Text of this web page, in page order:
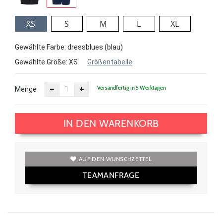
XS S M L XL
Gewählte Farbe: dressblues (blau)
Gewählte Größe: XS Größentabelle
Menge Versandfertig in 5 Werktagen
IN DEN WARENKORB
AUF DEN WUNSCHZETTEL
TEAMANFRAGE